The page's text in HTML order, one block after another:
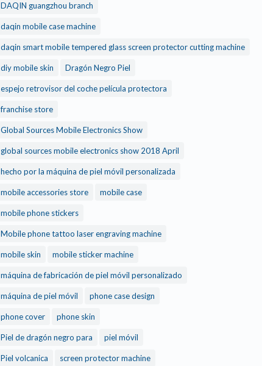
DAQIN guangzhou branch
daqin mobile case machine
daqin smart mobile tempered glass screen protector cutting machine
diy mobile skin Dragón Negro Piel
espejo retrovisor del coche película protectora
franchise store
Global Sources Mobile Electronics Show
global sources mobile electronics show 2018 April
hecho por la máquina de piel móvil personalizada
mobile accessories store mobile case
mobile phone stickers
Mobile phone tattoo laser engraving machine
mobile skin mobile sticker machine
máquina de fabricación de piel móvil personalizado
máquina de piel móvil phone case design
phone cover phone skin
Piel de dragón negro para piel móvil
Piel volcanica screen protector machine